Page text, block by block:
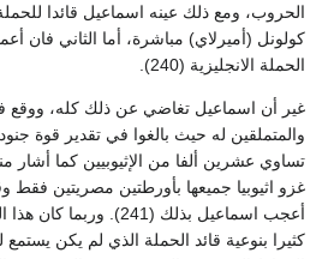
الحروب، ومع ذلك عينه اسماعيل قائدا
كولونل (أميرلاي) مباشرة، أما الثاني فان
الحملة الانجليزية (240).
غير أن اسماعيل تغاضي عن ذلك كله، ووقع
والمتملقين له حيث بالغوا في تقدير قوة
تساوي عشرين ألفا من الإثيوبيين كما أشار
غزو اثيوبيا جميعها بأورطتين مصريتين فقط
أعجب اسماعيل بذلك (241).
كثيرا بنوعية قائد الحملة الذي لم يكن